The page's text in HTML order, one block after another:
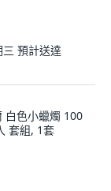
預計送達
白色小蠟燭 100
套組, 1套